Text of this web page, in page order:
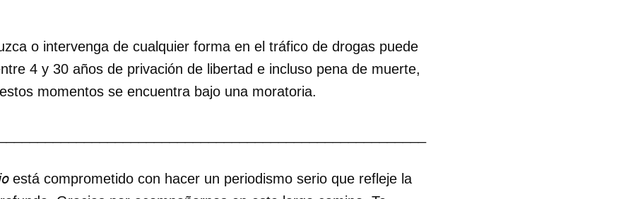
o intervenga de cualquier forma en el tráfico de drogas puede
4 y 30 años de privación de libertad e incluso pena de muerte,
momentos se encuentra bajo una moratoria.
está comprometido con hacer un periodismo serio que refleje la